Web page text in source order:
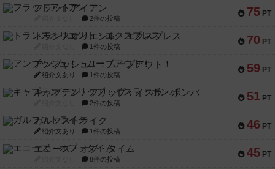
75 PT
フラットアイアン
2件の投稿
70 PT
トランスオリエント・エクスプレス
1件の投稿
59 PT
アンブッシュ！：ムーブアウト！
紹介文あり 1件の投稿
51 PT
キャプテン・フリップ：イスラ・ボンバ
2件の投稿
46 PT
ガルフストライク
紹介文あり 1件の投稿
45 PT
エコーズ・オブ・タイム
8件の投稿